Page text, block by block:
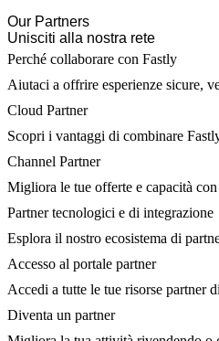
Our Partners
Unisciti alla nostra rete
Perché collaborare con Fastly
Aiutaci a offrire esperienze sicure,
Cloud Partner
Scopri i vantaggi di combinare
Channel Partner
Migliora le tue offerte e capacità
Partner tecnologici e di integrazione
Esplora il nostro ecosistema di
Accesso al portale partner
Accedi a tutte le tue risorse partner
Diventa un partner